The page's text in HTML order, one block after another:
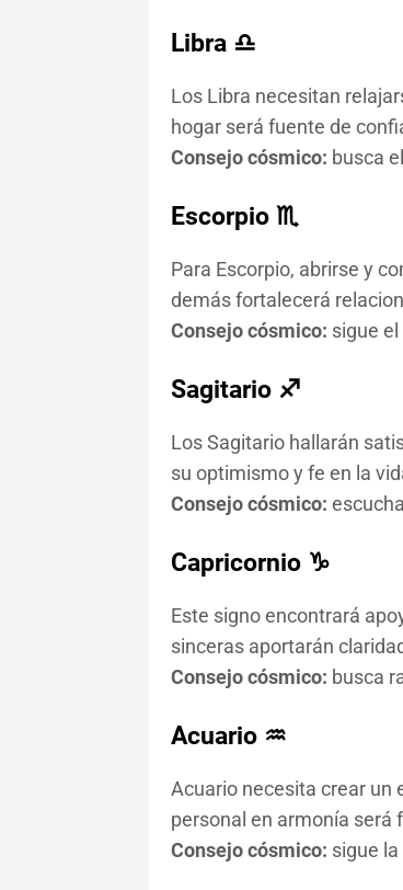
Libra ♎
Los Libra necesitan
hogar será fuente de
Consejo cósmico: busca
Escorpio ♏
Para Escorpio, abrirse y
demás fortalecerá
Consejo cósmico: sigue
Sagitario ♐
Los Sagitario hallarán
su optimismo y fe en la
Consejo cósmico:
Capricornio ♑
Este signo encontrará
sinceras aportarán
Consejo cósmico: busca
Acuario ♒
Acuario necesita crear un
personal en armonía será
Consejo cósmico: sigue